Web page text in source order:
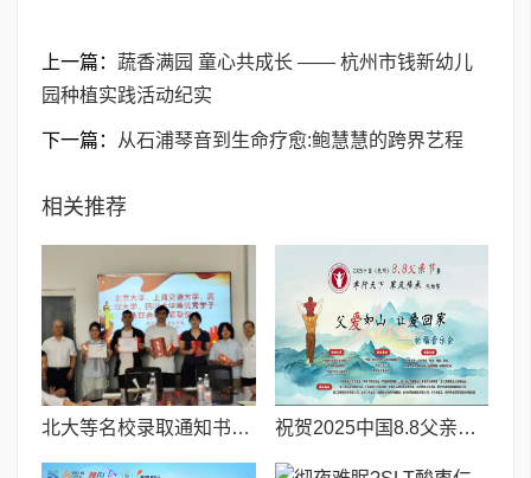
上一篇： 蔬香满园 童心共成长 —— 杭州市钱新幼儿
园种植实践活动纪实
下一篇： 从石浦琴音到生命疗愈:鲍慧慧的跨界艺程
相关推荐
北大等名校录取通知书送达仪式在喀什市特区实验学校暖心举行 祝贺2025中国8.8父亲节“孝行天下家风传承”论坛暨祈福音乐会圆满成功